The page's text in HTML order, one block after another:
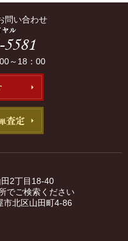
問い合わせ
～18：00
2丁目18-40
でご検索ください
市北区山田町4-86